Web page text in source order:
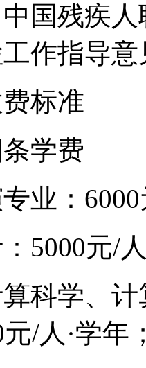
国残疾
作指导
标准
学费
：6000
元/人
学、计
/人·学年